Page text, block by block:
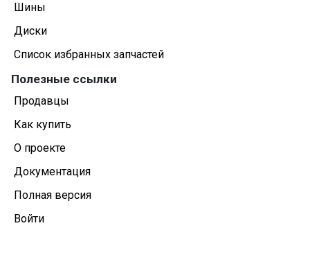
Шины
Диски
Список избранных запчастей
Полезные ссылки
Продавцы
Как купить
О проекте
Документация
Полная версия
Войти